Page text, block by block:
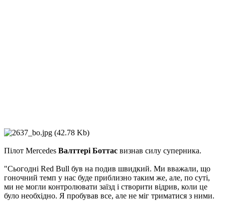
Пілот Mercedes Валттері Боттас визнав силу суперника.
"Сьогодні Red Bull був на подив швидкий. Ми вважали, що
гоночний темп у нас буде приблизно таким же, але, по суті,
ми не могли контролювати заїзд і створити відрив, коли це
було необхідно. Я пробував все, але не міг триматися з ними.